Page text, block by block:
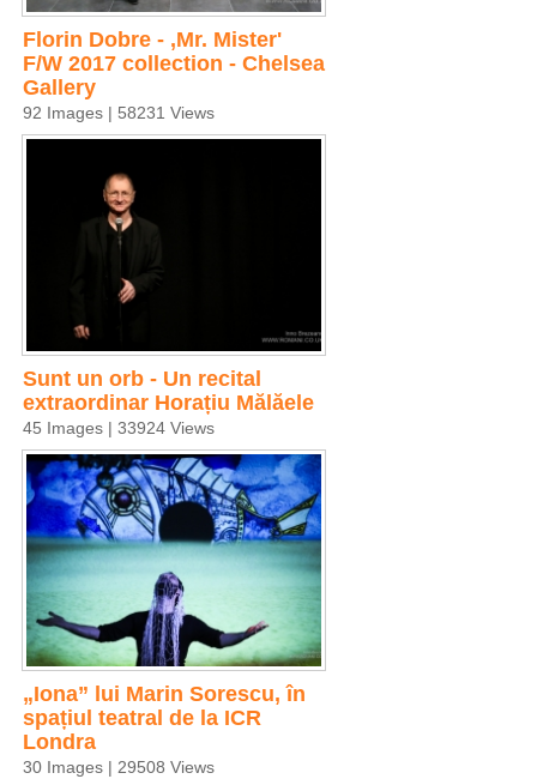
Florin Dobre - ,Mr. Mister'
F/W 2017 collection - Chelsea
Gallery
92 Images | 58231 Views
Sunt un orb - Un recital
extraordinar Horațiu Mălăele
45 Images | 33924 Views
„Iona” lui Marin Sorescu, în
spațiul teatral de la ICR
Londra
30 Images | 29508 Views